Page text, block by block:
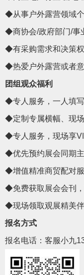
◆从事户外露营领域
◆商协会/政府部门/事
◆有采购需求和决策权
◆热爱户外露营或者
团组观众福利
◆专人服务，一人填
◆定制专属横幅、现
◆专人服务，现场享
◆优先预约展会同期主
◆增值精准商贸配对
◆免费获取展会会刊，
◆现场领取观展精美伴
报名方式
报名电话： 客服小九